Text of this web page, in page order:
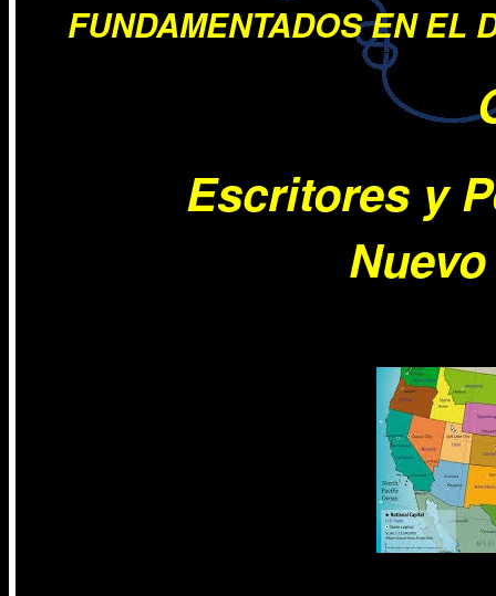
FUNDAMENTADOS EN EL
Escritores y